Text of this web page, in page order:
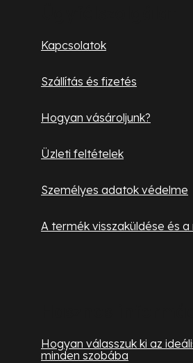
Kapcsolatok
Szállítás és fizetés
Hogyan vásároljunk?
Üzleti feltételek
Személyes adatok védelme
A termék visszaküldése és
Hogyan válasszuk ki az
minden szobába